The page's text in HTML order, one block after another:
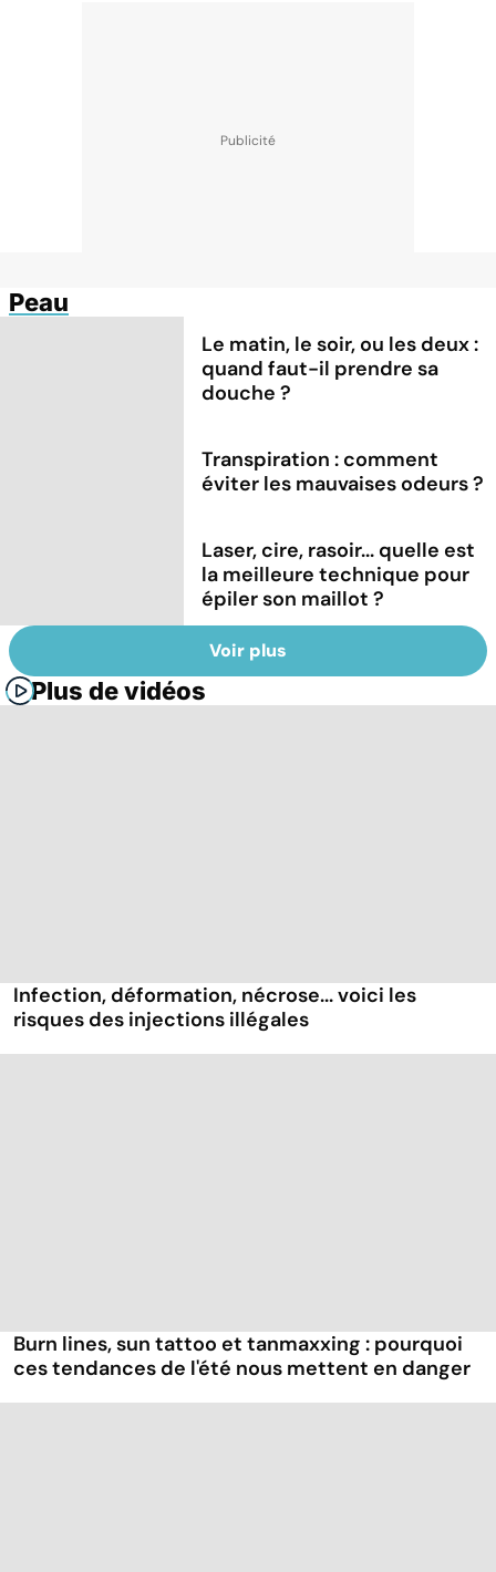
Peau
Le matin, le soir, ou les deux :
quand faut-il prendre sa
douche ?
Transpiration : comment
éviter les mauvaises odeurs ?
Laser, cire, rasoir... quelle est
la meilleure technique pour
épiler son maillot ?
Voir plus
Plus de vidéos
Infection, déformation, nécrose... voici les
risques des injections illégales
Burn lines, sun tattoo et tanmaxxing : pourquoi
ces tendances de l'été nous mettent en danger